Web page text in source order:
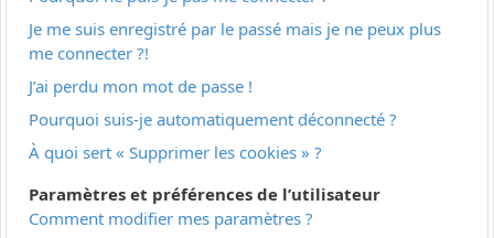
Je me suis enregistré par le passé mais je ne peux plus
me connecter ?!
J’ai perdu mon mot de passe !
Pourquoi suis-je automatiquement déconnecté ?
À quoi sert « Supprimer les cookies » ?
Paramètres et préférences de l’utilisateur
Comment modifier mes paramètres ?